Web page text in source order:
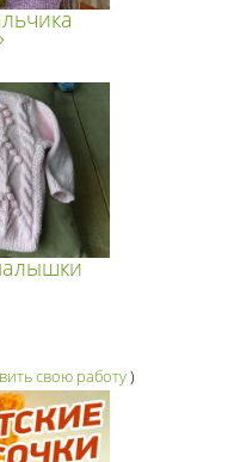
свою работу)